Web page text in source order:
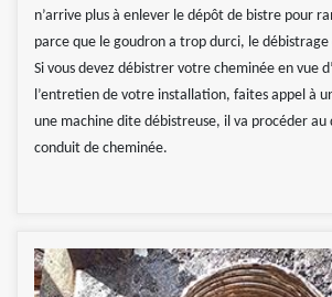
n’arrive plus à enlever le dépôt de bistre pour
parce que le goudron a trop durci, le débistrage
Si vous devez débistrer votre cheminée en vue
l’entretien de votre installation, faites appel à
une machine dite débistreuse, il va procéder
conduit de cheminée.